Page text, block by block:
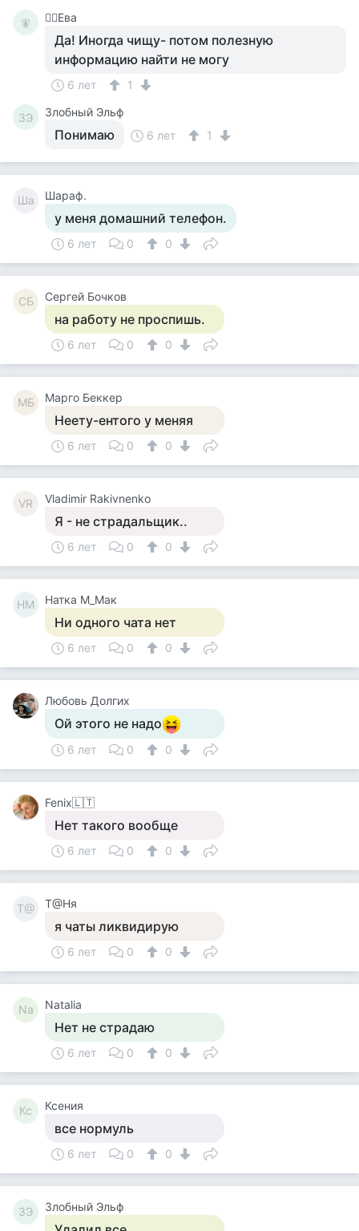
🧚‍ 🧚‍♀️Ева
Да! Иногда чищу- потом полезную
информацию найти не могу
6 лет 1
ЗЭ Злобный Эльф
Понимаю 6 лет 1
Ша Шараф.
у меня домашний телефон.
6 лет 0 0
СБ Сергей Бочков
на работу не проспишь.
6 лет 0 0
MБ Mарго Беккер
Неету-ентого у меняя
6 лет 0 0
VR Vladimir Rakivnenko
Я - не страдальщик..
6 лет 0 0
НМ Натка М_Мак
Ни одного чата нет
6 лет 0 0
Любовь Долгих
Ой этого не надо
6 лет 0 0
Fenix🇱🇹
Нет такого вообще
6 лет 0 0
Т@ Т@Ня
я чаты ликвидирую
6 лет 0 0
Na Natalia
Нет не страдаю
6 лет 0 0
Кс Ксения
все нормуль
6 лет 0 0
ЗЭ Злобный Эльф